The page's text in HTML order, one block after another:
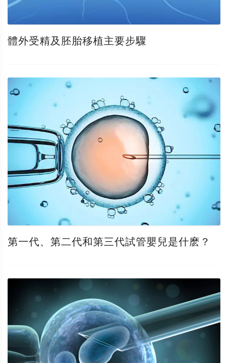
體外受精及胚胎移植主要步驟
第一代、第二代和第三代試管嬰兒是什麽？